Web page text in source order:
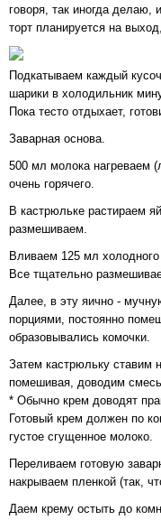
говоря, так иногда делаю,
торт планируется на
Подкатываем каждый
шарики в холодильник
Пока тесто отдыхает,
Заварная основа.
500 мл молока нагреваем
очень горячего.
В кастрюльке растираем
размешиваем.
Вливаем 125 мл холодного
Все тщательно
Далее, в эту яично -
порциями, постоянно
образовывались комочки.
Затем кастрюльку ставим
помешивая, доводим смесь
* Обычно крем доводят
Готовый крем должен по
густое сгущенное молоко.
Переливаем готовую
накрываем пленкой (так,
Даем крему остыть до